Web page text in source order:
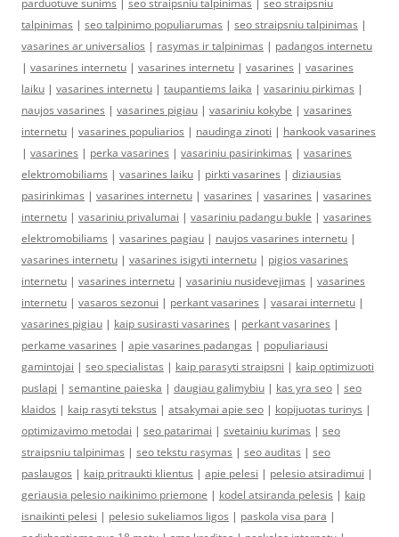
parduotuve sunims | seo straipsniu talpinimas | seo straipsniu
talpinimas | seo talpinimo populiarumas | seo straipsniu talpinimas |
vasarines ar universalios | rasymas ir talpinimas | padangos internetu
| vasarines internetu | vasarines internetu | vasarines | vasarines
laiku | vasarines internetu | taupantiems laika | vasariniu pirkimas |
naujos vasarines | vasarines pigiau | vasariniu kokybe | vasarines
internetu | vasarines populiarios | naudinga zinoti | hankook vasarines
| vasarines | perka vasarines | vasariniu pasirinkimas | vasarines
elektromobiliams | vasarines laiku | pirkti vasarines | diziausias
pasirinkimas | vasarines internetu | vasarines | vasarines | vasarines
internetu | vasariniu privalumai | vasariniu padangu bukle | vasarines
elektromobiliams | vasarines pagiau | naujos vasarines internetu |
vasarines internetu | vasarines isigyti internetu | pigios vasarines
internetu | vasarines internetu | vasariniu nusidevejimas | vasarines
internetu | vasaros sezonui | perkant vasarines | vasarai internetu |
vasarines pigiau | kaip susirasti vasarines | perkant vasarines |
perkame vasarines | apie vasarines padangas | populiariausi
gamintojai | seo specialistas | kaip parasyti straipsni | kaip optimizuoti
puslapi | semantine paieska | daugiau galimybiu | kas yra seo | seo
klaidos | kaip rasyti tekstus | atsakymai apie seo | kopijuotas turinys |
optimizavimo metodai | seo patarimai | svetainiu kurimas | seo
straipsniu talpinimas | seo tekstu rasymas | seo auditas | seo
paslaugos | kaip pritraukti klientus | apie pelesi | pelesio atsiradimui |
geriausia pelesio naikinimo priemone | kodel atsiranda pelesis | kaip
isnaikinti pelesi | pelesio sukeliamos ligos | paskola visa para |